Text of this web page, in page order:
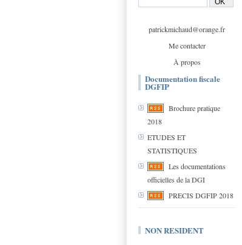
patrickmichaud@orange.fr
Me contacter
À propos
Documentation fiscale
DGFIP
Brochure pratique
2018
ETUDES ET
STATISTIQUES
Les documentations
officielles de la DGI
PRECIS DGFIP 2018
NON RESIDENT